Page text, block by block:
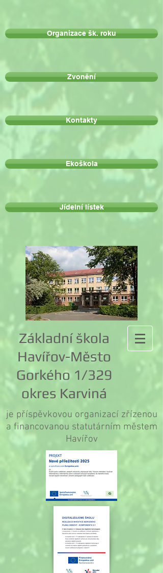
Organizace šk. roku
Zvonění
Kontakty
Ekoškola
Jídelní lístek
Základní škola
Havířov-Město
Gorkého 1/329
okres Karviná
je příspěvkovou organizací zřízenou
a financovanou statutárním městem
Havířov